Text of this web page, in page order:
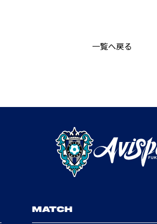
一覧へ戻る
MATCH